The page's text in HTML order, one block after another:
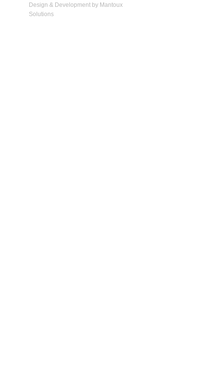
Design & Development by Mantoux
Solutions